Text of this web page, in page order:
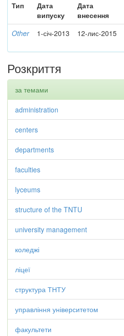
Тип
Дата
випуску
Дата
внесення
Other 1-січ-2013 12-лис-2015
Розкриття
за темами
administration
centers
departments
faculties
lyceums
structure of the TNTU
university management
коледжі
ліцеї
структура ТНТУ
управління університетом
факультети